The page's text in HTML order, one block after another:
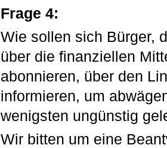
Frage 4:
Wie sollen sich Bürger,
über die finanziellen
abonnieren, über den
informieren, um
wenigsten ungünstig
Wir bitten um eine